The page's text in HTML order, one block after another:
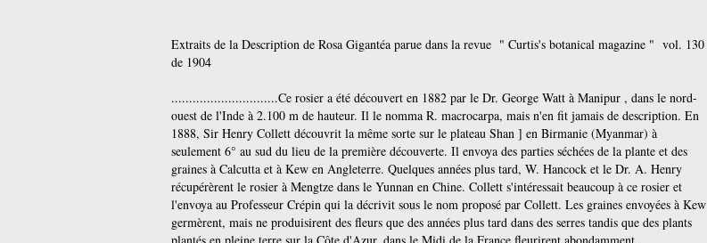
Extraits de la Description de Rosa Gigantéa parue dans la revue " Curtis's botanical magazine " vol. 130
de 1904
..............................Ce rosier a été découvert en 1882 par le Dr. George Watt à Manipur , dans le nord-
ouest de l'Inde à 2.100 m de hauteur. Il le nomma R. macrocarpa, mais n'en fit jamais de description. En
1888, Sir Henry Collett découvrit la même sorte sur le plateau Shan ] en Birmanie (Myanmar) à
seulement 6° au sud du lieu de la première découverte. Il envoya des parties séchées de la plante et des
graines à Calcutta et à Kew en Angleterre. Quelques années plus tard, W. Hancock et le Dr. A. Henry
récupérèrent le rosier à Mengtze dans le Yunnan en Chine. Collett s'intéressait beaucoup à ce rosier et
l'envoya au Professeur Crépin qui la décrivit sous le nom proposé par Collett. Les graines envoyées à Kew
germèrent, mais ne produisirent des fleurs que des années plus tard dans des serres tandis que des plants